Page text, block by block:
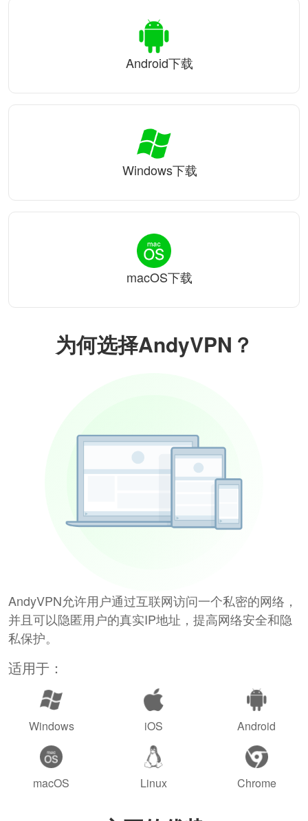
为何选择AndyVPN？
AndyVPN允许用户通过互联网访问一个私密的网络，
并且可以隐匿用户的真实IP地址，提高网络安全和隐
私保护。
适用于：
Windows iOS Android
macOS Linux Chrome
Android下载
Windows下载
macOS下载